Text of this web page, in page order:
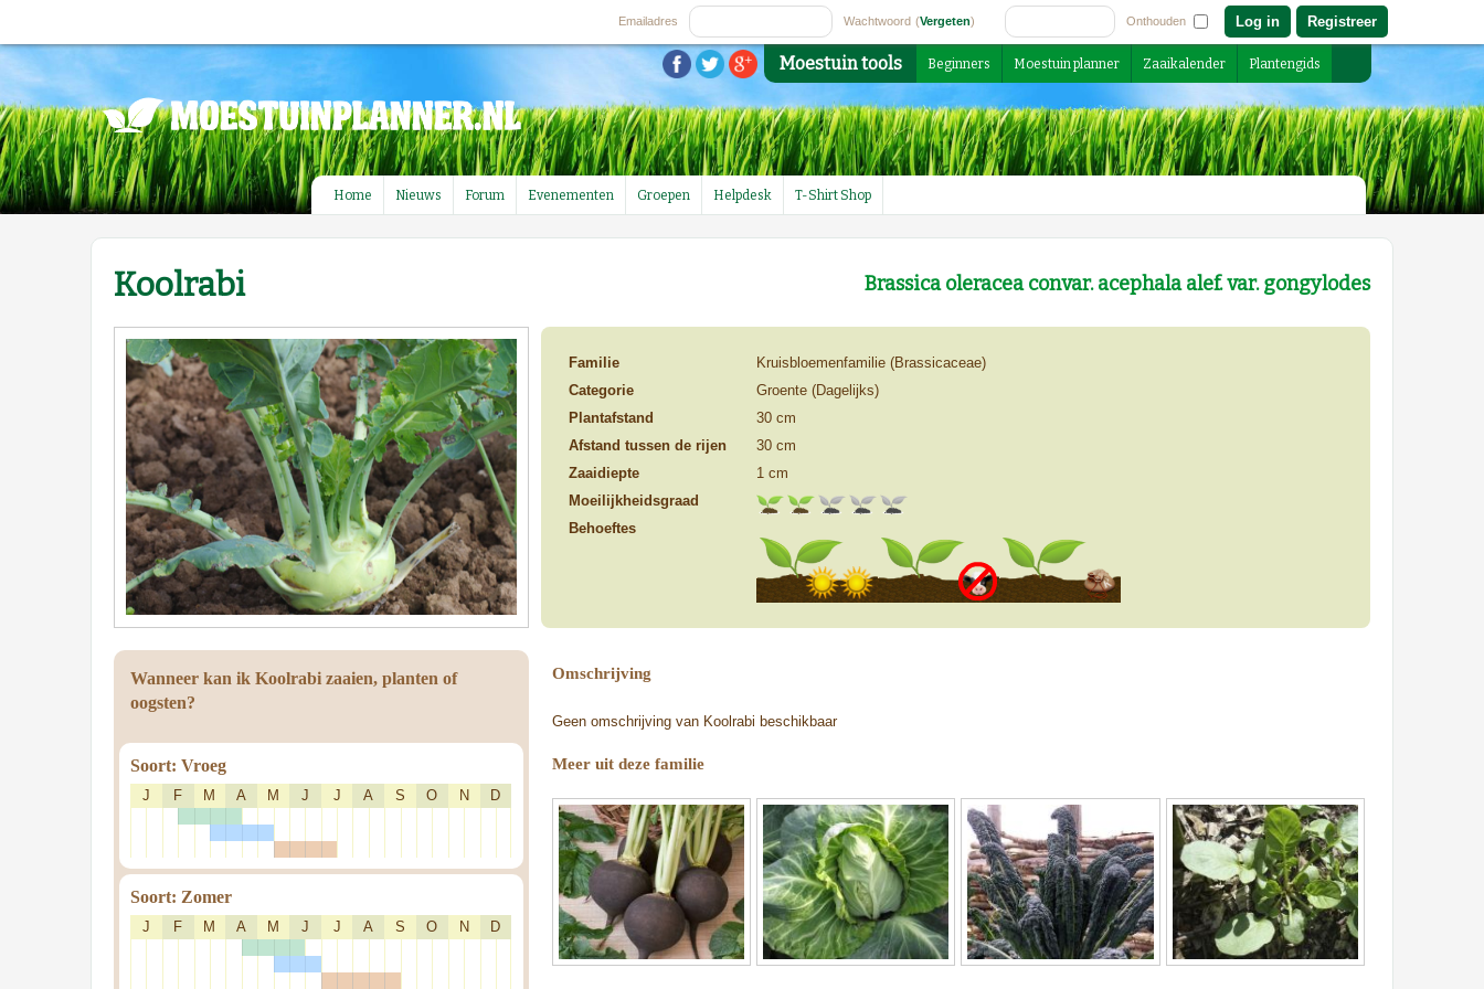
(Vergeten)
Emailadres Wachtwoord Onthouden Registreer
Moestuin tools Beginners Moestuin planner Zaaikalender Plantengids
Home Nieuws Forum Evenementen Groepen Helpdesk T-Shirt Shop
Koolrabi Brassica oleracea convar. acephala alef. var. gongylodes
Familie
Kruisbloemenfamilie (Brassicaceae)
Categorie
Groente (Dagelijks)
Plantafstand
30 cm
Afstand tussen de rijen
30 cm
Zaaidiepte
1 cm
Moeilijkheidsgraad
Behoeftes
Wanneer kan ik Koolrabi zaaien, planten of
oogsten?
Soort: Vroeg
J F M A M J J A S O N D
Soort: Zomer
J F M A M J J A S O N D
Omschrijving
Geen omschrijving van Koolrabi beschikbaar
Meer uit deze familie